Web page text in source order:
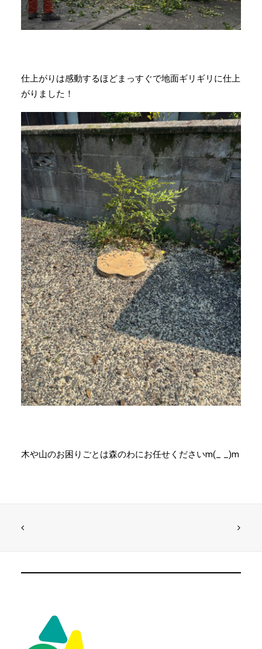
仕上がりは感動するほどまっすぐで地面ギリギリに仕上
がりました！
木や山のお困りごとは森のわにお任せくださいm(_ _)m